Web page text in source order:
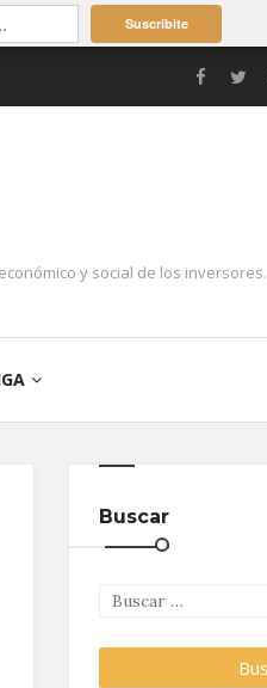
Suscribite
y social de los inversores.
Buscar